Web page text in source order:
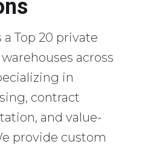
Top 20 private
across
in
contract
and value-
provide custom